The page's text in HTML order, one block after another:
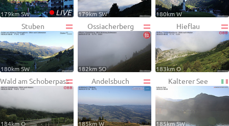
•LIVE
179km SW 179km SW 180km W
Stuben
180km SW
Ossiacherberg
182km SO
Hieflau
183km O
Wald am Schoberpass
184km O
Andelsbuch
185km W
Kalterer See
185km SW